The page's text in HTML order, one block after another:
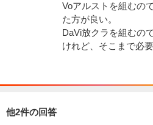
Voアルストを組むの
た方が良い。
DaVi放クラを組むの
けれど、そこまで必
他2件の回答